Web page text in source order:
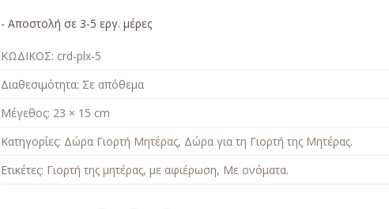
- Αποστολή σε 3-5 εργ. μέρες
ΚΩΔΙΚΟΣ: crd-plx-5
Διαθεσιμότητα: Σε απόθεμα
Μέγεθος: 23 × 15 cm
Κατηγορίες: Δώρα Γιορτή Μητέρας, Δώρα για τη Γιορτή της Μητέρας.
Ετικέτες: Γιορτή της μητέρας,με αφιέρωση, Με ονόματα.